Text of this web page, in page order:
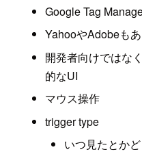
Google Tag
YahooやAdobeも
開発者向けではな
的なUI
マウス操作
trigger type
いつ見たとか